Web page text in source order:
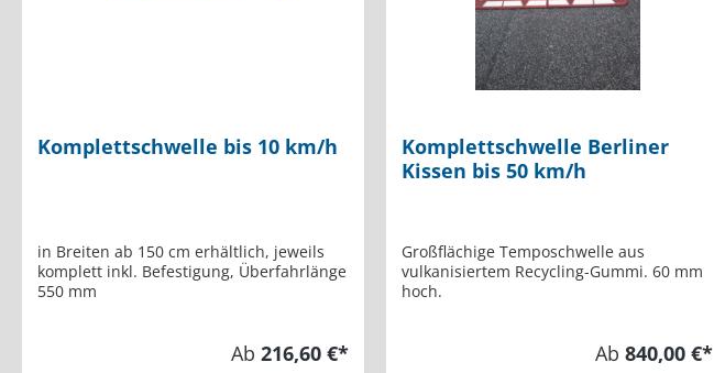
Komplettschwelle bis 10 km/h
in Breiten ab 150 cm erhältlich, jeweils
komplett inkl. Befestigung, Überfahrlänge
550 mm
Ab 216,60 €*
Komplettschwelle Berliner
Kissen bis 50 km/h
Großflächige Temposchwelle aus
vulkanisiertem Recycling-Gummi. 60 mm
hoch.
Ab 840,00 €*